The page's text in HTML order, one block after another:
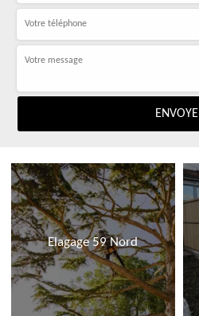
Elagage 59 Nord